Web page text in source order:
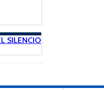
SILENCIO